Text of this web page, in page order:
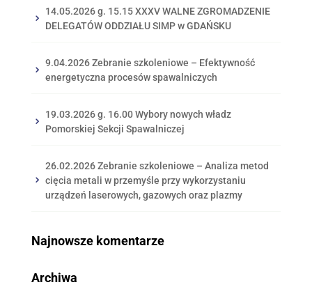
14.05.2026 g. 15.15 XXXV WALNE ZGROMADZENIE
DELEGATÓW ODDZIAŁU SIMP w GDAŃSKU
9.04.2026 Zebranie szkoleniowe – Efektywność
energetyczna procesów spawalniczych
19.03.2026 g. 16.00 Wybory nowych władz
Pomorskiej Sekcji Spawalniczej
26.02.2026 Zebranie szkoleniowe – Analiza metod
cięcia metali w przemyśle przy wykorzystaniu
urządzeń laserowych, gazowych oraz plazmy
Najnowsze komentarze
Archiwa